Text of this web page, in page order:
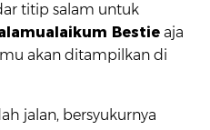
titip salam untuk
Bestie aja
akan ditampilkan di
jalan, bersyukurnya